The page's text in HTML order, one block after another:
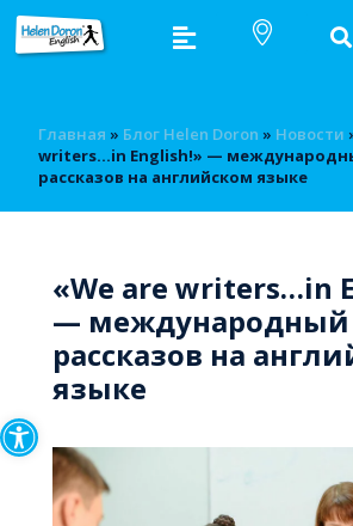
Открыть панель
Главная » Блог Helen Doron » Новости
writers…in English!» —
рассказов на английском языке
«We are writers…in
— международный
рассказов на
языке